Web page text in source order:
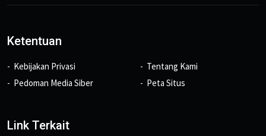
Ketentuan
Kebijakan Privasi
Pedoman Media Siber
Tentang Kami
Peta Situs
Link Terkait